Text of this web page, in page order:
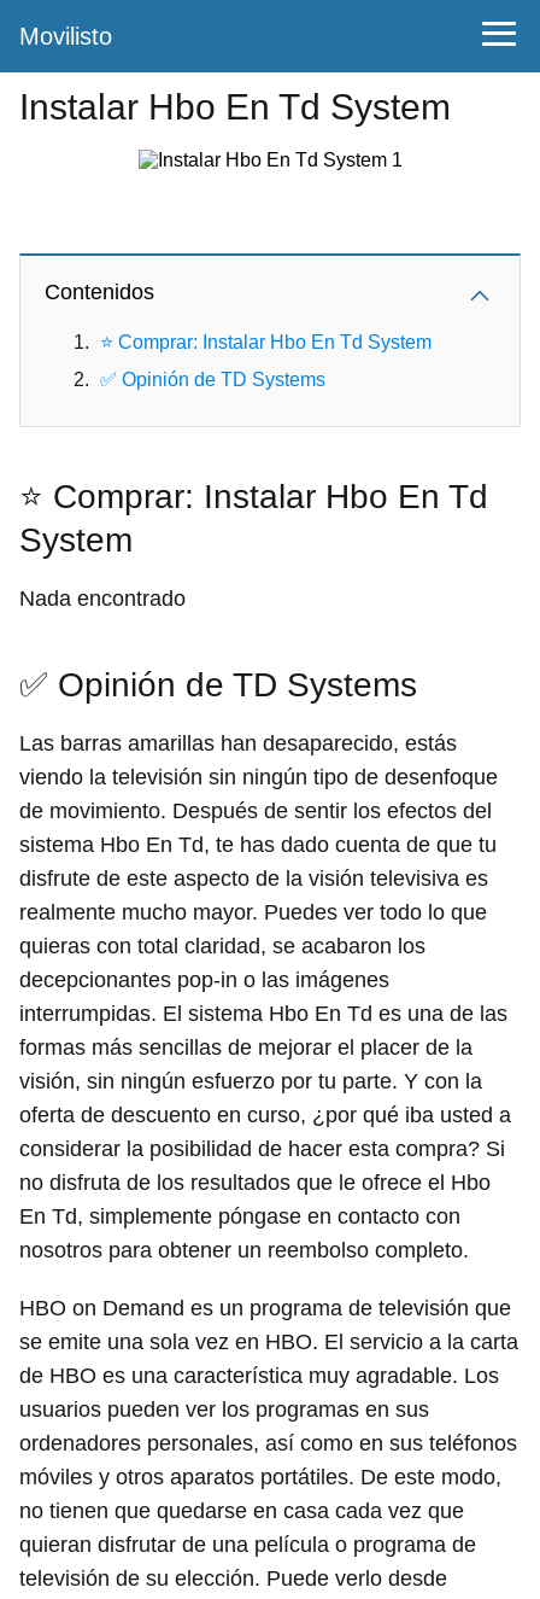
Movilisto
Instalar Hbo En Td System
Contenidos
⭐ Comprar: Instalar Hbo En Td System
✅ Opinión de TD Systems
⭐ Comprar: Instalar Hbo En Td
System
Nada encontrado
✅ Opinión de TD Systems
Las barras amarillas han desaparecido, estás
viendo la televisión sin ningún tipo de desenfoque
de movimiento. Después de sentir los efectos del
sistema Hbo En Td, te has dado cuenta de que tu
disfrute de este aspecto de la visión televisiva es
realmente mucho mayor. Puedes ver todo lo que
quieras con total claridad, se acabaron los
decepcionantes pop-in o las imágenes
interrumpidas. El sistema Hbo En Td es una de las
formas más sencillas de mejorar el placer de la
visión, sin ningún esfuerzo por tu parte. Y con la
oferta de descuento en curso, ¿por qué iba usted a
considerar la posibilidad de hacer esta compra? Si
no disfruta de los resultados que le ofrece el Hbo
En Td, simplemente póngase en contacto con
nosotros para obtener un reembolso completo.
HBO on Demand es un programa de televisión que
se emite una sola vez en HBO. El servicio a la carta
de HBO es una característica muy agradable. Los
usuarios pueden ver los programas en sus
ordenadores personales, así como en sus teléfonos
móviles y otros aparatos portátiles. De este modo,
no tienen que quedarse en casa cada vez que
quieran disfrutar de una película o programa de
televisión de su elección. Puede verlo desde